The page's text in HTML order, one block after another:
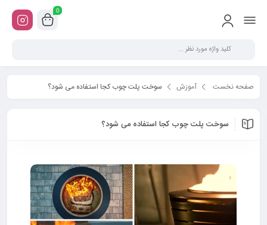
0
صفحه نخست آموزش سوخت پلت چوب کجا استفاده می شود؟
سوخت پلت چوب کجا استفاده می شود؟